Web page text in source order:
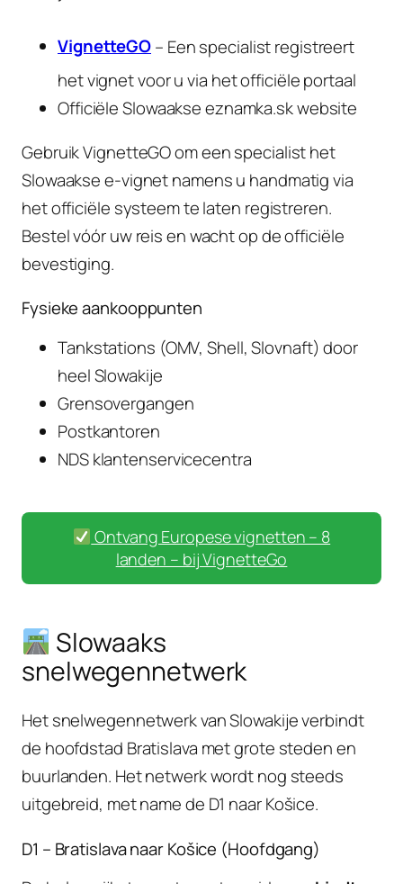
VignetteGO– Een specialist registreert
het vignet voor u via het officiële portaal
Officiële Slowaakse eznamka.sk website
Gebruik VignetteGO om een specialist het
Slowaakse e-vignet namens u handmatig via
het officiële systeem te laten registreren.
Bestel vóór uw reis en wacht op de officiële
bevestiging.
Fysieke aankooppunten
Tankstations (OMV, Shell, Slovnaft) door
heel Slowakije
Grensovergangen
Postkantoren
NDS klantenservicecentra
Ontvang Europese vignetten – 8
landen – bij VignetteGo
Slowaaks
snelwegennetwerk
Het snelwegennetwerk van Slowakije verbindt
de hoofdstad Bratislava met grote steden en
buurlanden. Het netwerk wordt nog steeds
uitgebreid, met name de D1 naar Košice.
D1 – Bratislava naar Košice (Hoofdgang)